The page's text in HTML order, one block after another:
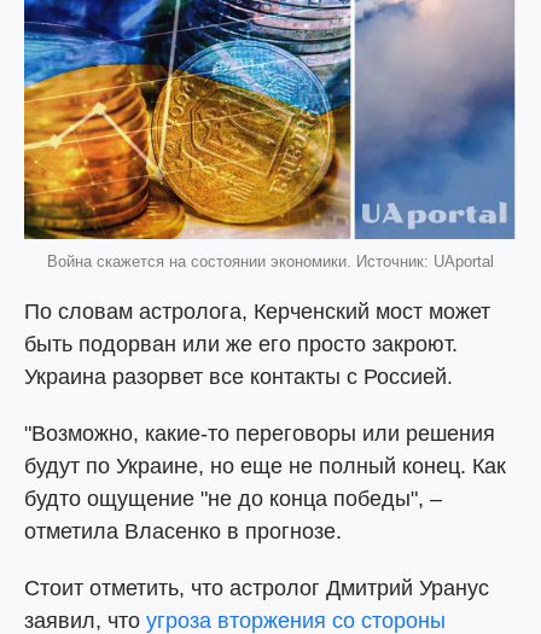
Война скажется на состоянии экономики. Источник: UAportal
По словам астролога, Керченский мост может
быть подорван или же его просто закроют.
Украина разорвет все контакты с Россией.
"Возможно, какие-то переговоры или решения
будут по Украине, но еще не полный конец. Как
будто ощущение "не до конца победы", –
отметила Власенко в прогнозе.
Стоит отметить, что астролог Дмитрий Уранус
заявил, что угроза вторжения со стороны